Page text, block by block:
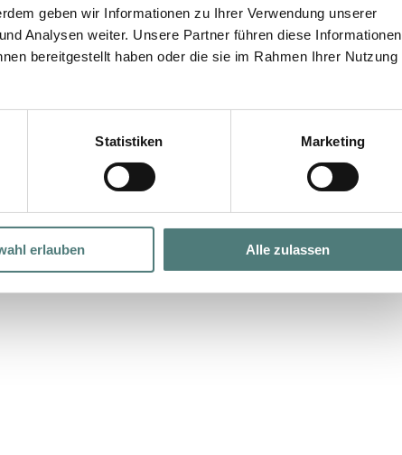
geben wir Informationen zu Ihrer Verwendung unserer
Analysen weiter. Unsere Partner führen diese Informationen
bereitgestellt haben oder die sie im Rahmen Ihrer Nutzung
Statistiken Marketing
erlauben Alle zulassen